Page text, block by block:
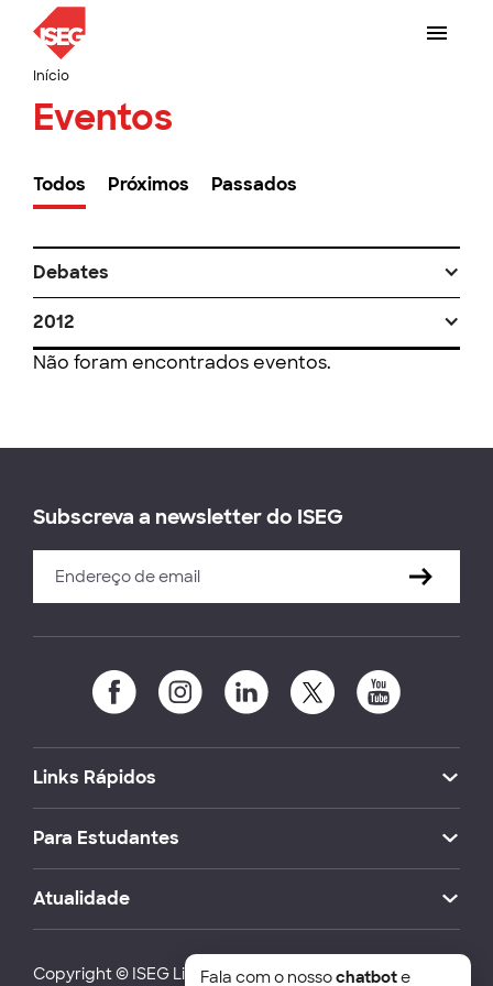
Início
Eventos
Todos Próximos Passados
Debates
2012
Não foram encontrados eventos.
Subscreva a newsletter do ISEG
Links Rápidos
Para Estudantes
Atualidade
Copyright © ISEG Lisbon School of Economics and
Fala com o nossochatbote